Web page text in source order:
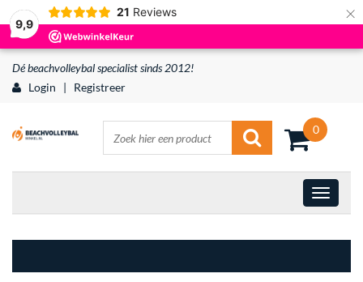
9,9
21 Reviews ×
Dé beachvolleybal specialist sinds 2012!
Login
| Registreer
0